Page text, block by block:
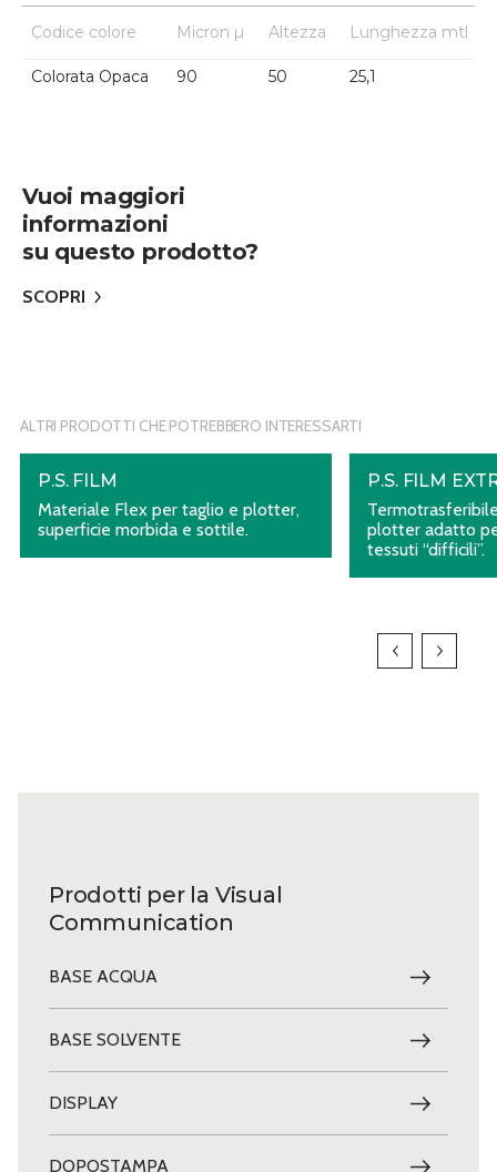
Codice colore Micron µ Altezza Lunghezza mtl
Colorata Opaca 90 50 25,1
Vuoi maggiori
informazioni
su questo prodotto?
SCOPRI
ALTRI PRODOTTI CHE POTREBBERO INTERESSARTI
P.S. FILM
Materiale Flex per taglio e plotter,
superficie morbida e sottile.
P.S. FILM
plotter adatto
tessuti “difficili”.
Prodotti per la Visual
Communication
BASE ACQUA
BASE SOLVENTE
DISPLAY
DOPOSTAMPA